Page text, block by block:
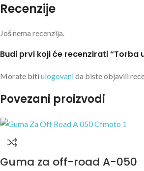
Recenzije
Još nema recenzija.
Budi prvi koji će recenzirati
Morate biti ulogovanida biste objavili
Povezani proizvodi
Guma za off-road A-050